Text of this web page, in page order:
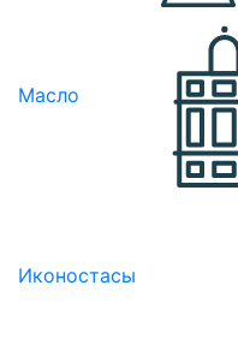
Масло
Иконостасы